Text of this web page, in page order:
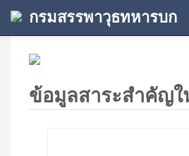
กรมสรรพาวุธทหารบก
ข้อมูลสาระสำคัญ